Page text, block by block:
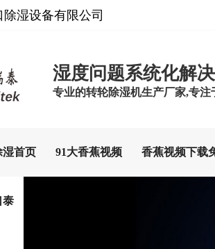
湿设备有限公司
湿度问题系统化解
专业的转轮除湿机生产厂家,专注
湿首页 91大香蕉视频 香蕉视频下载
泰